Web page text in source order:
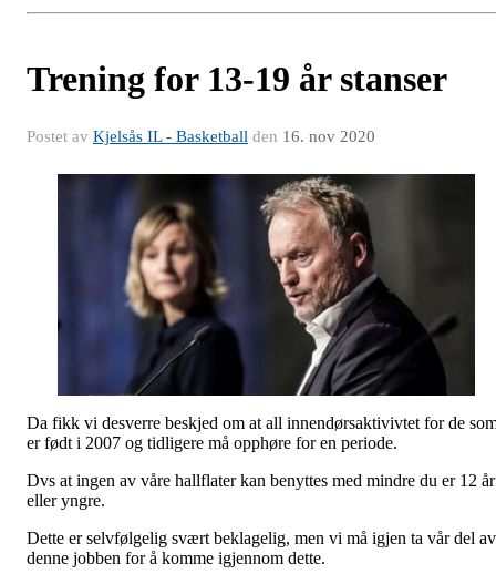
Trening for 13-19 år stanser
Postet av Kjelsås IL - Basketball den 16. nov 2020
Da fikk vi desverre beskjed om at all innendørsaktivivtet for de
er født i 2007 og tidligere må opphøre for en periode.
Dvs at ingen av våre hallflater kan benyttes med mindre du er 12 år
eller yngre.
Dette er selvfølgelig svært beklagelig, men vi må igjen ta vår del av
denne jobben for å komme igjennom dette.